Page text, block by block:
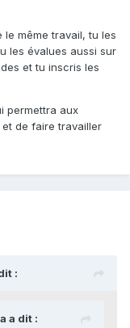
même travail, tu les
les évalues aussi sur
et tu inscris les
permettra aux
de faire travailler
:
a dit :